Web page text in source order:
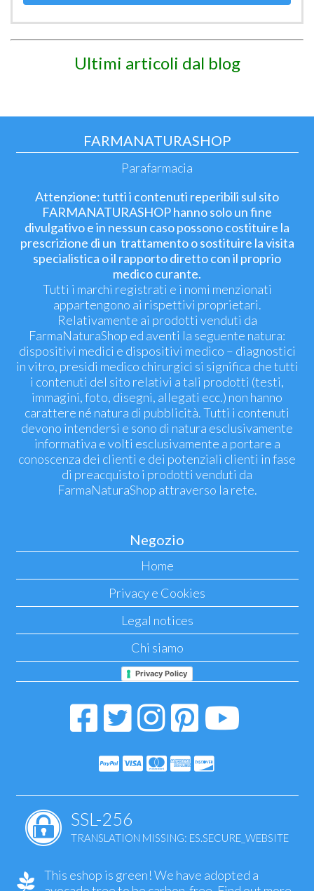
Ultimi articoli dal blog
FARMANATURASHOP
Parafarmacia
Attenzione: tutti i contenuti reperibili sul sito
FARMANATURASHOP hanno solo un fine
divulgativo e in nessun caso possono costituire la
prescrizione di un trattamento o sostituire la visita
specialistica o il rapporto diretto con il proprio
medico curante.
Tutti i marchi registrati e i nomi menzionati
appartengono ai rispettivi proprietari.
Relativamente ai prodotti venduti da
FarmaNaturaShop ed aventi la seguente natura:
dispositivi medici e dispositivi medico – diagnostici
in vitro, presidi medico chirurgici si significa che tutti
i contenuti del sito relativi a tali prodotti (testi,
immagini, foto, disegni, allegati ecc.) non hanno
carattere né natura di pubblicità. Tutti i contenuti
devono intendersi e sono di natura esclusivamente
informativa e volti esclusivamente a portare a
conoscenza dei clienti e dei potenziali clienti in fase
di preacquisto i prodotti venduti da
FarmaNaturaShop attraverso la rete.
Negozio
Home
Privacy e Cookies
Legal notices
Chi siamo
Privacy Policy
SSL-256
TRANSLATION MISSING: ES.SECURE_WEBSITE
This eshop is green! We have adopted a